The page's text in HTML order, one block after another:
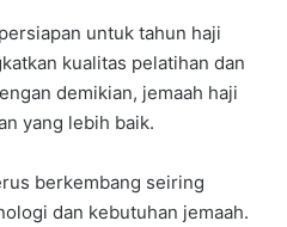
untuk tahun haji
kualitas pelatihan dan
demikian, jemaah haji
yang lebih baik.
berkembang seiring
dan kebutuhan jemaah.